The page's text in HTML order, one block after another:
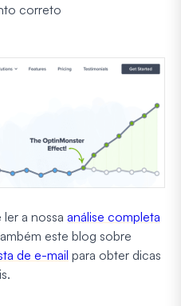
correto
a nossa análise completa
este blog sobre
de e-mail para obter dicas